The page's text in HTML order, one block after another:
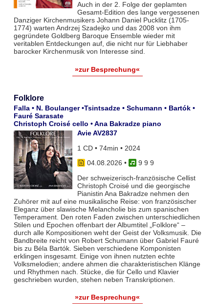
Auch in der 2. Folge der geplamten
Gesamt-Edition des lange vergessenen
Danziger Kirchenmusikers Johann Daniel Pucklitz (1705-
1774) warten Andrzej Szadejko und das 2008 von ihm
gegründete Goldberg Baroque Ensemble wieder mit
veritablen Entdeckungen auf, die nicht nur für Liebhaber
barocker Kirchenmusik von Interesse sind.
»zur Besprechung«
Folklore
Falla • N. Boulanger •Tsintsadze • Schumann • Bartók •
Fauré Sarasate
Christoph Croisé cello • Ana Bakradze piano
Avie AV2837
1 CD • 74min • 2024
04.08.2026 •
9 9 9
Der schweizerisch-französische Cellist
Christoph Croisé und die georgische
Pianistin Ana Bakradze nehmen den
Zuhörer mit auf eine musikalische Reise: von französischer
Eleganz über slawische Melancholie bis zum spanischen
Temperament. Den roten Faden zwischen unterschiedlichen
Stilen und Epochen offenbart der Albumtitel „Folklore“ –
durch alle Kompositionen weht der Geist der Volksmusik. Die
Bandbreite reicht von Robert Schumann über Gabriel Fauré
bis zu Béla Bartók. Sieben verschiedene Komponisten
erklingen insgesamt. Einige von ihnen nutzten echte
Volksmelodien; andere ahmen die charakteristischen Klänge
und Rhythmen nach. Stücke, die für Cello und Klavier
geschrieben wurden, stehen neben Transkriptionen.
»zur Besprechung«